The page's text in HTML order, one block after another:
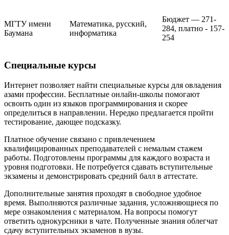
МГТУ имени
Баумана
Математика, русский,
информатика
Бюджет — 271-
284, платно - 157-
254
Специальные курсы
Интернет позволяет найти специальные курсы для овладения
азами профессии. Бесплатные онлайн-школы помогают
освоить один из языков программирования и скорее
определиться в направлении. Нередко предлагается пройти
тестирование, дающее подсказку.
Платное обучение связано с привлечением
квалифицированных преподавателей с немалым стажем
работы. Подготовлены программы для каждого возраста и
уровня подготовки. Не потребуется сдавать вступительные
экзамены и демонстрировать средний балл в аттестате.
Дополнительные занятия проходят в свободное удобное
время. Выполняются различные задания, усложняющиеся по
мере ознакомления с материалом. На вопросы помогут
ответить однокурсники в чате. Полученные знания облегчат
сдачу вступительных экзаменов в вузы.